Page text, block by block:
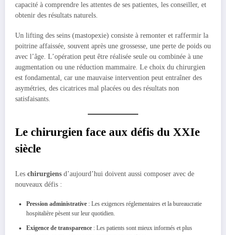
capacité à comprendre les attentes de ses patientes, les conseiller, et
obtenir des résultats naturels.
Un lifting des seins (mastopexie) consiste à remonter et raffermir la
poitrine affaissée, souvent après une grossesse, une perte de poids ou
avec l’âge. L’opération peut être réalisée seule ou combinée à une
augmentation ou une réduction mammaire. Le choix du chirurgien
est fondamental, car une mauvaise intervention peut entraîner des
asymétries, des cicatrices mal placées ou des résultats non
satisfaisants.
Le chirurgien face aux défis du XXIe
siècle
Les chirurgiens d’aujourd’hui doivent aussi composer avec de
nouveaux défis :
Pression administrative : Les exigences réglementaires et la bureaucratie
hospitalière pèsent sur leur quotidien.
Exigence de transparence : Les patients sont mieux informés et plus